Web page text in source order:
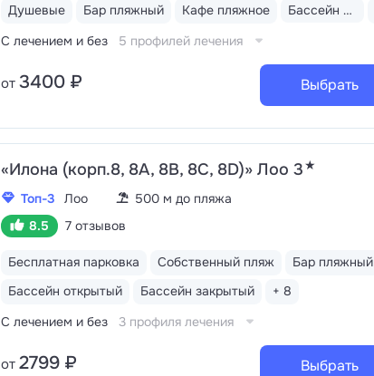
Душевые
Бар пляжный Кафе пляжное Бассейн закрытый
С лечением и без
5 профилей лечения
от 3400 ₽ Выбрать
«Илона (корп.8, 8А, 8В, 8С, 8D)» Лоо 3★
Топ-3 Лоо
500 м до пляжа
8.5
7 отзывов
Бесплатная парковка Собственный пляж
Бар пляжный
Бассейн открытый
Бассейн закрытый
+ 8
С лечением и без
3 профиля лечения
от 2799 ₽ Выбрать